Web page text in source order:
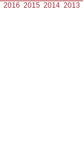
2016 2015 2014 2013